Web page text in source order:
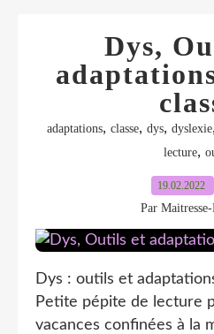
Dys,
adaptations, classe, dys, dyslexie,
lecture,
19.02.2022
Par
Dys : outils et
Petite pépite de lecture
vacances confinées à la